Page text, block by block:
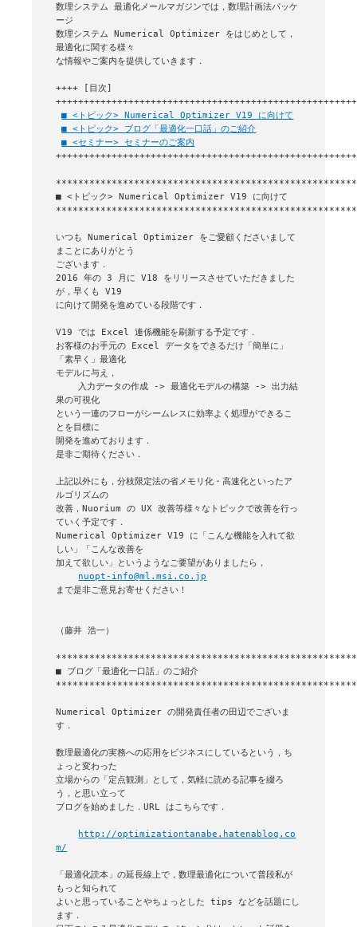
数理システム 最適化メールマガジンでは，数理計画法パッケ
ージ
数理システム Numerical Optimizer をはじめとして，
最適化に関する様々
な情報やご案内を提供していきます．
++++ [目次]
++++++++++++++++++++++++++++++++++++++++++++++++++++++
■ <トピック> Numerical Optimizer V19 に向けて
■ <トピック> ブログ「最適化一口話」のご紹介
■ <セミナー> セミナーのご案内
■ <トピック> Numerical Optimizer V19 に向けて
いつも Numerical Optimizer をご愛顧くださいまして
まことにありがとう
ございます．
2016 年の 3 月に V18 をリリースさせていただきました
が，早くも V19
に向けて開発を進めている段階です．
V19 では Excel 連係機能を刷新する予定です．
お客様のお手元の Excel データをできるだけ「簡単に」
「素早く」最適化
モデルに与え，
果の可視化
という一連のフローがシームレスに効率よく処理ができるこ
とを目標に
開発を進めております．
是非ご期待ください．
上記以外にも，分枝限定法の省メモリ化・高速化といったア
ルゴリズムの
改善，Nuorium の UX 改善等様々なトピックで改善を行っ
ていく予定です．
Numerical Optimizer V19 に「こんな機能を入れて欲
しい」「こんな改善を
加えて欲しい」というようなご要望がありましたら，
nuopt-info@ml.msi.co.jp
まで是非ご意見お寄せください！
（藤井 浩一）
■ ブログ「最適化一口話」のご紹介
Numerical Optimizer の開発責任者の田辺でございま
す．
数理最適化の実務への応用をビジネスにしているという，ち
ょっと変わった
立場からの「定点観測」として，気軽に読める記事を綴ろ
う，と思い立って
ブログを始めました．URL はこちらです．
http://optimizationtanabe.hatenablog.co
m/
「最適化読本」の延長線上で，数理最適化について普段私が
もっと知られて
よいと思っていることやちょっとした tips などを話題にし
ます．